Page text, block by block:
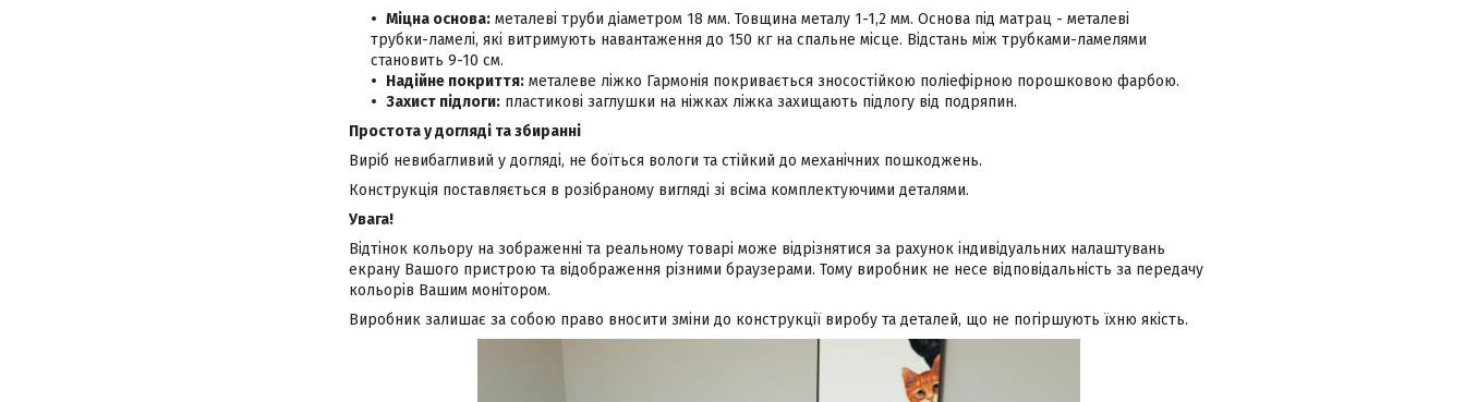
Міцна основа: металеві труби діаметром 18 мм. Товщина металу 1-1,2 мм. Основа під матрац - металеві
трубки-ламелі, які витримують навантаження до 150 кг на спальне місце. Відстань між трубками-ламелями
становить 9-10 см.
Надійне покриття: металеве ліжко Гармонія покривається зносостійкою поліефірною порошковою фарбою.
Захист підлоги: пластикові заглушки на ніжках ліжка захищають підлогу від подряпин.
Простота у догляді та збиранні
Виріб невибагливий у догляді, не боїться вологи та стійкий до механічних пошкоджень.
Конструкція поставляється в розібраному вигляді зі всіма комплектуючими деталями.
Увага!
Відтінок кольору на зображенні та реальному товарі може відрізнятися за рахунок індивідуальних налаштувань
екрану Вашого пристрою та відображення різними браузерами. Тому виробник не несе відповідальність за передачу
кольорів Вашим монітором.
Виробник залишає за собою право вносити зміни до конструкції виробу та деталей, що не погіршують їхню якість.